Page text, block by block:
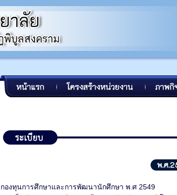
กองทุนการศึกษาและการพัฒนานักศึกษา พ.ศ 2549